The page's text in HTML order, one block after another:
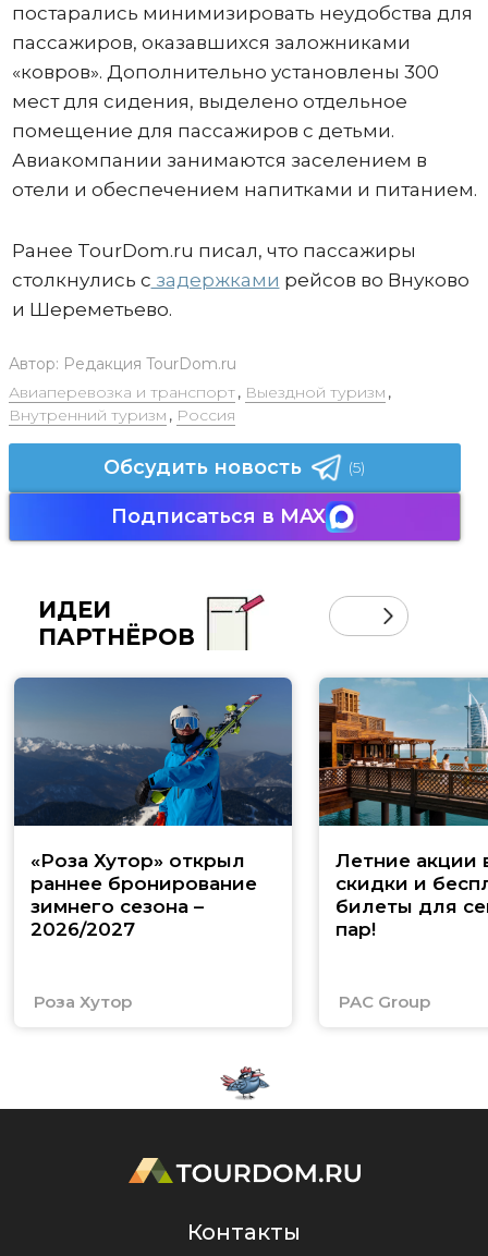
постарались минимизировать неудобства для
пассажиров, оказавшихся заложниками
«ковров». Дополнительно установлены 300
мест для сидения, выделено отдельное
помещение для пассажиров с детьми.
Авиакомпании занимаются заселением в
отели и обеспечением напитками и питанием.
Ранее TourDom.ru писал, что пассажиры
столкнулись с задержками рейсов во Внуково
и Шереметьево.
Автор: Редакция TourDom.ru
Авиаперевозка и транспорт, Выездной туризм ,
Внутренний туризм , Россия
Обсудить новость (5)
Подписаться в MAX
ИДЕИ
ПАРТНЁРОВ
«Роза Хутор» открыл
раннее бронирование
зимнего сезона –
2026/2027
Роза Хутор
Летние акции
скидки и
билеты для
пар!
PAC Group
Контакты